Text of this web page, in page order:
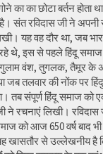
का का छोटा बर्तन होता
संत रविदास जी ने अपनी
यह वह दौर था, जब
थे, इस से पहले हिंदू समाज
वंश, तुगलक, तैमूर के
जब तलवार की नोंक पर
तब संपूर्ण हिंदू समाज
ने रचनाएं लिखी। रविदास
को आज 650 वर्ष
खासतौर से उल्लेखनीय है कि